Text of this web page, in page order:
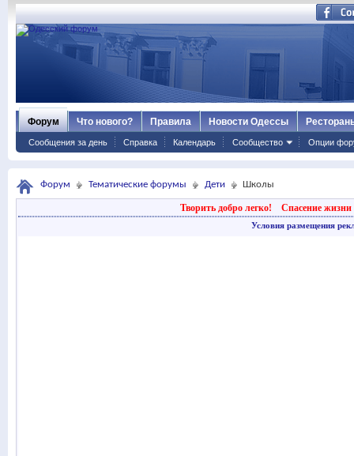
Форум
Сообщения за день Справка Календарь Сообщество Опции
Что нового? Правила Новости Одессы
Форум Тематические форумы Дети Школы
Творить добро легко! Спасение жизни
Условия размещения